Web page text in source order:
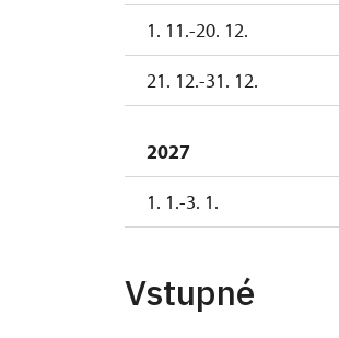
1. 11.-20. 12.
21. 12.-31. 12.
2027
1. 1.-3. 1.
Vstupné